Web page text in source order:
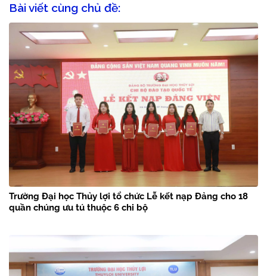
Bài viết cùng chủ đề:
Trường Đại học Thủy lợi tổ chức Lễ kết nạp Đảng cho 18
quần chúng ưu tú thuộc 6 chi bộ